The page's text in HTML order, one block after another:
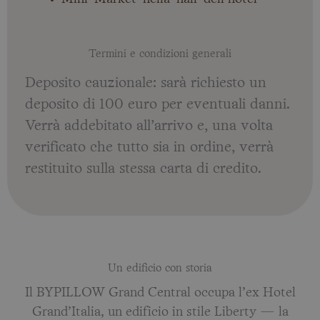
Termini e condizioni generali
Deposito cauzionale: sarà richiesto un
deposito di 100 euro per eventuali danni.
Verrà addebitato all’arrivo e, una volta
verificato che tutto sia in ordine, verrà
restituito sulla stessa carta di credito.
Un edificio con storia
Il BYPILLOW Grand Central occupa l’ex Hotel
Grand’Italia, un edificio in stile Liberty — la